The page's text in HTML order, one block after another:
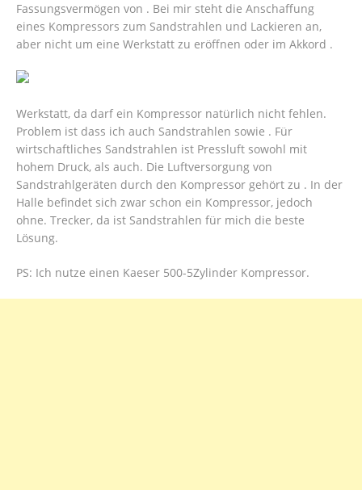
Fassungsvermögen von . Bei mir steht die Anschaffung
eines Kompressors zum Sandstrahlen und Lackieren an,
aber nicht um eine Werkstatt zu eröffnen oder im Akkord .
Werkstatt, da darf ein Kompressor natürlich nicht fehlen.
Problem ist dass ich auch Sandstrahlen sowie . Für
wirtschaftliches Sandstrahlen ist Pressluft sowohl mit
hohem Druck, als auch. Die Luftversorgung von
Sandstrahlgeräten durch den Kompressor gehört zu . In der
Halle befindet sich zwar schon ein Kompressor, jedoch
ohne. Trecker, da ist Sandstrahlen für mich die beste
Lösung.
PS: Ich nutze einen Kaeser 500-5Zylinder Kompressor.